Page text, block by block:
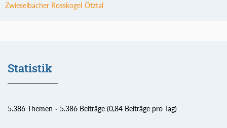
Zwieselbacher Rosskogel Ötztal
Statistik
5.386 Themen 5.386 Beiträge (0,84 Beiträge pro Tag)